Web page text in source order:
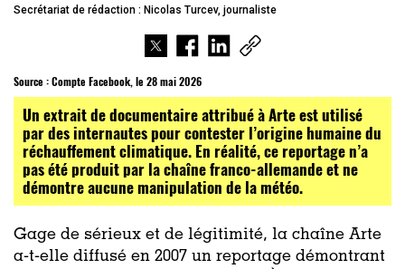
Secrétariat de rédaction : Nicolas Turcev, journaliste
Source :Compte Facebook, le 28 mai 2026
Un extrait de documentaire attribué à Arte est utilisé
par des internautes pour contester l’origine humaine du
réchauffement climatique. En réalité, ce reportage n’a
pas été produit par la chaîne franco-allemande et ne
démontre aucune manipulation de la météo.
Gage de sérieux et de légitimité, la chaîne Arte
a-t-elle diffusé en 2007 un reportage démontrant